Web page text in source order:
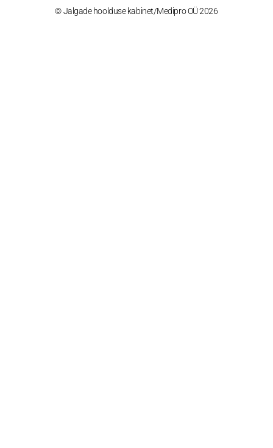
© Jalgade hoolduse kabinet/Medipro OÜ 2026